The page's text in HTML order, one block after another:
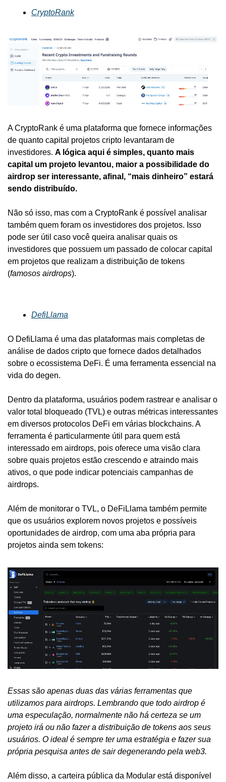
CryptoRank
A CryptoRank é uma plataforma que fornece informações
de quanto capital projetos cripto levantaram de
investidores. A lógica aqui é simples, quanto mais
capital um projeto levantou, maior a possibilidade do
airdrop ser interessante, afinal, “mais dinheiro” estará
sendo distribuído.
Não só isso, mas com a CryptoRank é possível analisar
também quem foram os investidores dos projetos. Isso
pode ser útil caso você queira analisar quais os
investidores que possuem um passado de colocar capital
em projetos que realizam a distribuição de tokens
(famosos airdrops).
DefiLlama
O DefiLlama é uma das plataformas mais completas de
análise de dados cripto que fornece dados detalhados
sobre o ecossistema DeFi. É uma ferramenta essencial na
vida do degen.
Dentro da plataforma, usuários podem rastrear e analisar o
valor total bloqueado (TVL) e outras métricas interessantes
em diversos protocolos DeFi em várias blockchains. A
ferramenta é particularmente útil para quem está
interessado em airdrops, pois oferece uma visão clara
sobre quais projetos estão crescendo e atraindo mais
ativos, o que pode indicar potenciais campanhas de
airdrops.
Além de monitorar o TVL, o DeFiLlama também permite
que os usuários explorem novos projetos e possíveis
oportunidades de airdrop, com uma aba própria para
projetos ainda sem tokens:
Essas são apenas duas das várias ferramentas que
utilizamos para airdrops. Lembrando que todo airdrop é
uma especulação, normalmente não há certeza se um
projeto irá ou não fazer a distribuição de tokens aos seus
usuários. O ideal é sempre ter uma estratégia e fazer sua
própria pesquisa antes de sair degenerando pela web3.
Além disso, a carteira pública da Modular está disponível